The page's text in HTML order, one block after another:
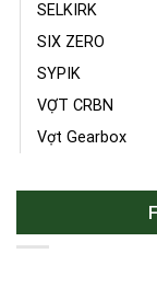
SELKIRK
SIX ZERO
SYPIK
VỢT CRBN
Vợt Gearbox